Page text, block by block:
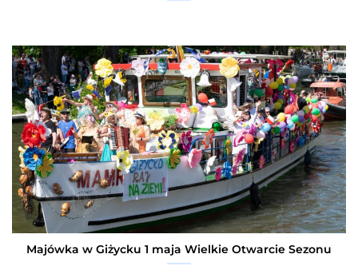
Majówka w Giżycku 1 maja Wielkie Otwarcie Sezonu